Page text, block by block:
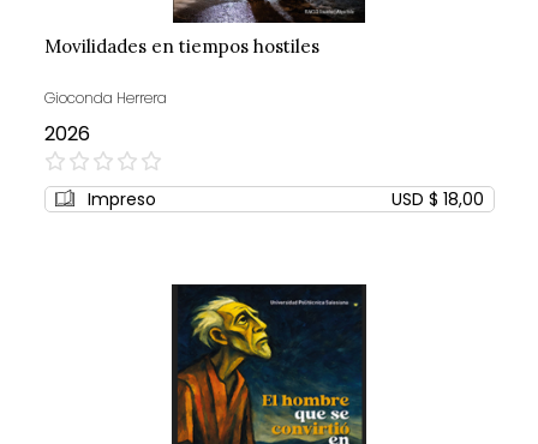
Movilidades en tiempos hostiles
Gioconda Herrera
2026
0%
Impreso USD $ 18,00